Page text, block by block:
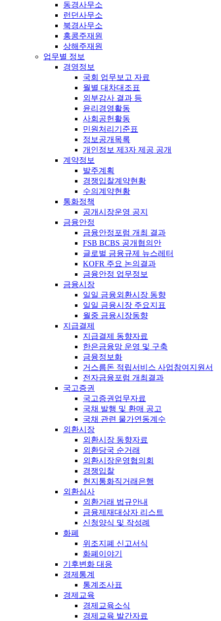
동경사무소
런던사무소
북경사무소
홍콩주재원
상해주재원
업무별 정보
경영정보
국회 업무보고 자료
월별 대차대조표
외부감사 결과 등
윤리경영활동
사회공헌활동
민원처리기준표
정보공개목록
개인정보 제3자 제공 공개
계약정보
발주계획
경쟁입찰계약현황
수의계약현황
통화정책
공개시장운영 공지
금융안정
금융안정포럼 개최 결과
FSB BCBS 공개협의안
글로벌 금융규제 뉴스레터
KOFR 주요 논의결과
금융안정 업무정보
금융시장
일일 금융외환시장 동향
일일 금융시장 주요지표
월중 금융시장동향
지급결제
지급결제 동향자료
한은금융망 운영 및 구축
금융정보화
거스름돈 적립서비스 사업참여지원서
전자금융포럼 개최결과
국고증권
국고증권업무자료
국채 발행 및 환매 공고
국채 관련 물가연동계수
외환시장
외환시장 동향자료
외환당국 순거래
외환시장운영협의회
경쟁입찰
현지통화직거래은행
외환심사
외환거래 법규안내
금융제재대상자 리스트
신청양식 및 작성례
화폐
위조지폐 신고서식
화폐이야기
기후변화 대응
경제통계
통계조사표
경제교육
경제교육소식
경제교육 발간자료